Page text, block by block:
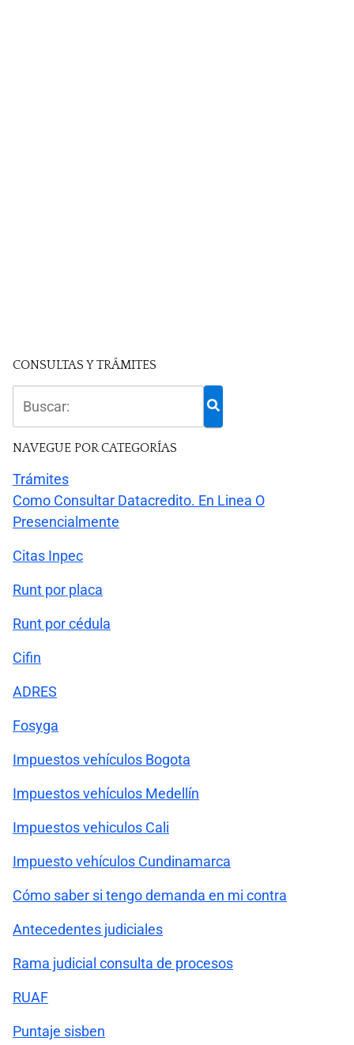
CONSULTAS Y TRÁMITES
NAVEGUE POR CATEGORÍAS
Trámites
Como Consultar Datacredito. En Linea O
Presencialmente
Citas Inpec
Runt por placa
Runt por cédula
Cifin
ADRES
Fosyga
Impuestos vehículos Bogota
Impuestos vehículos Medellín
Impuestos vehiculos Cali
Impuesto vehículos Cundinamarca
Cómo saber si tengo demanda en mi contra
Antecedentes judiciales
Rama judicial consulta de procesos
RUAF
Puntaje sisben